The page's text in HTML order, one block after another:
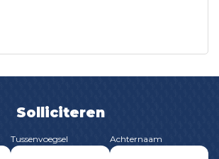
Solliciteren
Tussenvoegsel Achternaam